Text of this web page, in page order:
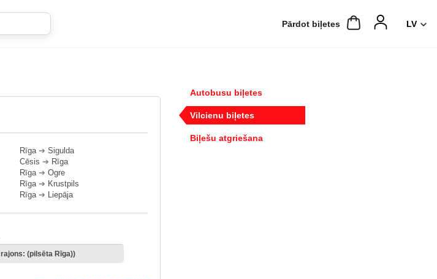
Pārdot biļetes
Rīga➔ Sigulda
Cēsis ➔ Rīga
Rīga➔ Ogre
Rīga➔ Krustpils
Rīga➔ Liepāja
Autobusu biļetes
Vilcienu biļetes
Biļešu atgriešana